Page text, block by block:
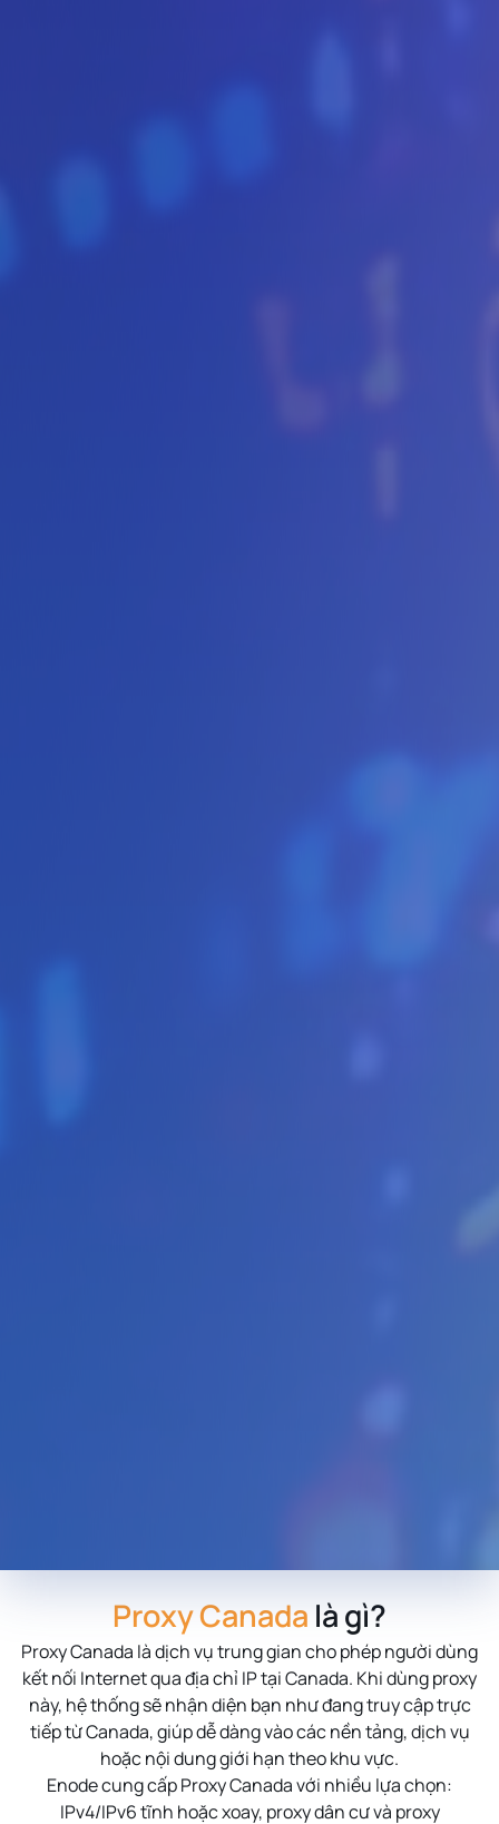
Proxy Canada là gì?
Proxy Canada là dịch vụ trung gian cho phép người dùng
kết nối Internet qua địa chỉ IP tại Canada. Khi dùng proxy
này, hệ thống sẽ nhận diện bạn như đang truy cập trực
tiếp từ Canada, giúp dễ dàng vào các nền tảng, dịch vụ
hoặc nội dung giới hạn theo khu vực.
Enode cung cấp Proxy Canada với nhiều lựa chọn:
IPv4/IPv6 tĩnh hoặc xoay, proxy dân cư và proxy